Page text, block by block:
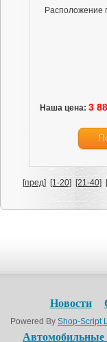
Расположение
Наша цена: 3
[пред] [1-20] [21-40]
Новости
Powered By Shop-Script
Автомобильные